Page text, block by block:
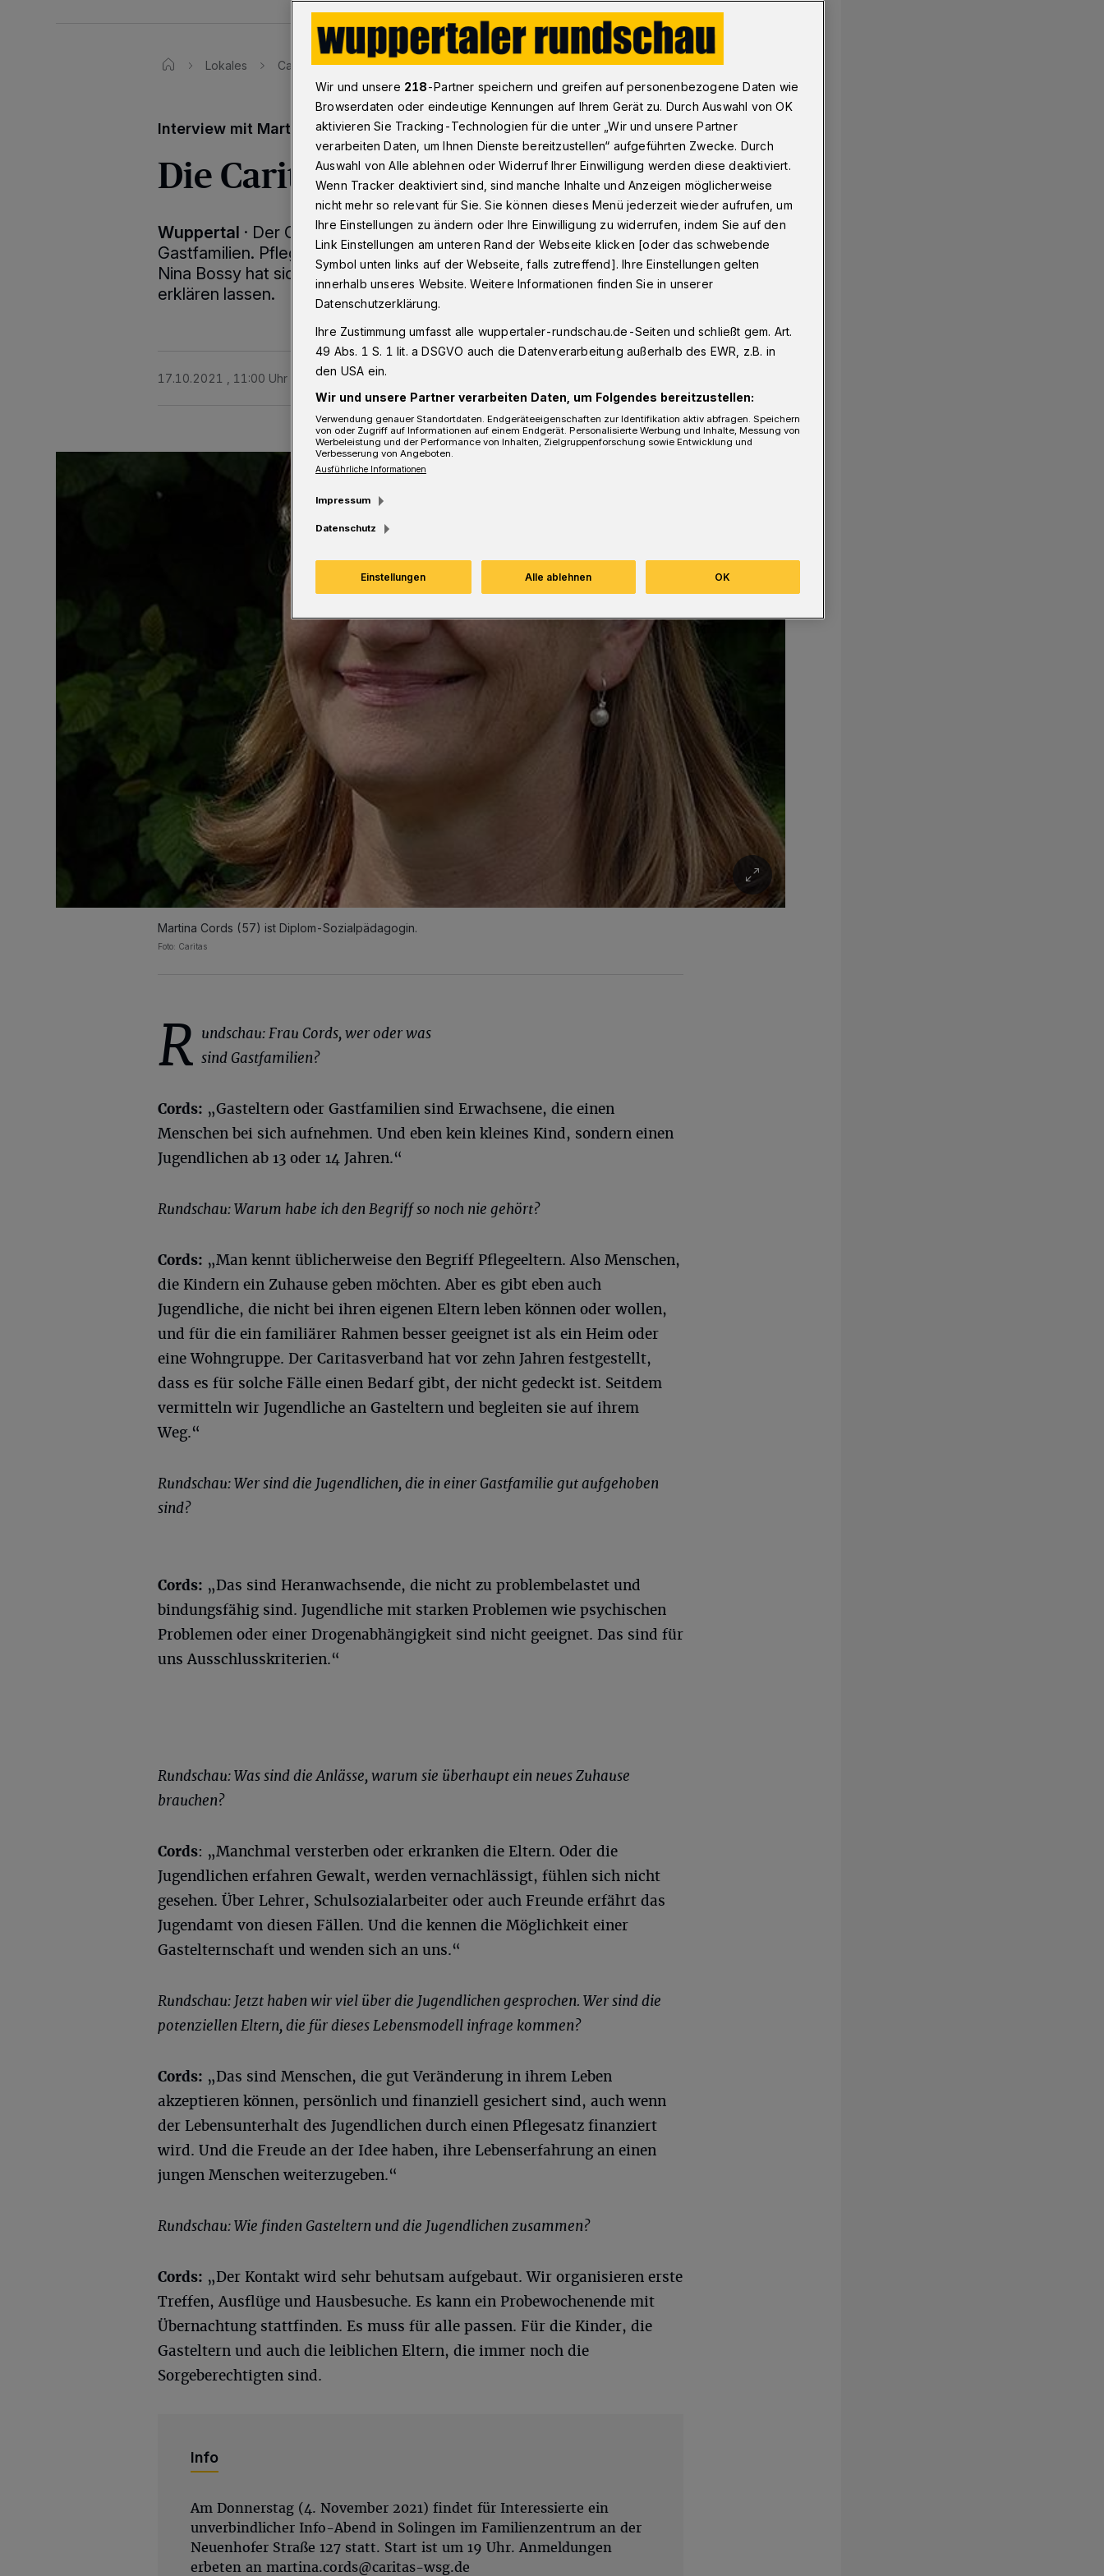
Lokales Caritas sucht Gastfamilien in Wuppertal - Interview mit Martina Cords
Interview mit Martina Cords
Die Caritas sucht Gastfamilien
Wuppertal · Der Caritasverband Wuppertal/Solingen sucht
Gastfamilien. Pflegeeltern? Nein, eben nicht. Rundschau-Redakteurin
Nina Bossy hat sich das Konzept von Caritas-Expertin Martina Cords
erklären lassen.
17.10.2021 , 11:00 Uhr 3 Minuten Lesezeit
Martina Cords (57) ist Diplom-Sozialpädagogin.
Foto: Caritas
R undschau: Frau Cords, wer oder was
sind Gastfamilien?
Cords: „Gasteltern oder Gastfamilien sind Erwachsene, die einen
Menschen bei sich aufnehmen. Und eben kein kleines Kind, sondern einen
Jugendlichen ab 13 oder 14 Jahren.“
Rundschau: Warum habe ich den Begriff so noch nie gehört?
Cords: „Man kennt üblicherweise den Begriff Pflegeeltern. Also Menschen,
die Kindern ein Zuhause geben möchten. Aber es gibt eben auch
Jugendliche, die nicht bei ihren eigenen Eltern leben können oder wollen,
und für die ein familiärer Rahmen besser geeignet ist als ein Heim oder
eine Wohngruppe. Der Caritasverband hat vor zehn Jahren festgestellt,
dass es für solche Fälle einen Bedarf gibt, der nicht gedeckt ist. Seitdem
vermitteln wir Jugendliche an Gasteltern und begleiten sie auf ihrem
Weg.“
Rundschau: Wer sind die Jugendlichen, die in einer Gastfamilie gut aufgehoben
sind?
Cords: „Das sind Heranwachsende, die nicht zu problembelastet und
bindungsfähig sind. Jugendliche mit starken Problemen wie psychischen
Problemen oder einer Drogenabhängigkeit sind nicht geeignet. Das sind für
uns Ausschlusskriterien.“
Rundschau: Was sind die Anlässe, warum sie überhaupt ein neues Zuhause
brauchen?
Cords: „Manchmal versterben oder erkranken die Eltern. Oder die
Jugendlichen erfahren Gewalt, werden vernachlässigt, fühlen sich nicht
gesehen. Über Lehrer, Schulsozialarbeiter oder auch Freunde erfährt das
Jugendamt von diesen Fällen. Und die kennen die Möglichkeit einer
Gastelternschaft und wenden sich an uns.“
Rundschau: Jetzt haben wir viel über die Jugendlichen gesprochen. Wer sind die
potenziellen Eltern, die für dieses Lebensmodell infrage kommen?
Cords: „Das sind Menschen, die gut Veränderung in ihrem Leben
akzeptieren können, persönlich und finanziell gesichert sind, auch wenn
der Lebensunterhalt des Jugendlichen durch einen Pflegesatz finanziert
wird. Und die Freude an der Idee haben, ihre Lebenserfahrung an einen
jungen Menschen weiterzugeben.“
Rundschau: Wie finden Gasteltern und die Jugendlichen zusammen?
Cords: „Der Kontakt wird sehr behutsam aufgebaut. Wir organisieren erste
Treffen, Ausflüge und Hausbesuche. Es kann ein Probewochenende mit
Übernachtung stattfinden. Es muss für alle passen. Für die Kinder, die
Gasteltern und auch die leiblichen Eltern, die immer noch die
Sorgeberechtigten sind.
Info
Am Donnerstag (4. November 2021) findet für Interessierte ein
unverbindlicher Info-Abend in Solingen im Familienzentrum an der
Neuenhofer Straße 127 statt. Start ist um 19 Uhr. Anmeldungen
erbeten an martina.cords@caritas-wsg.de
Wir und unsere 218-Partner speichern und greifen auf personenbezogene Daten wie
Browserdaten oder eindeutige Kennungen auf Ihrem Gerät zu. Durch Auswahl von OK
aktivieren Sie Tracking-Technologien für die unter „Wir und unsere Partner
verarbeiten Daten, um Ihnen Dienste bereitzustellen“ aufgeführten Zwecke. Durch
Auswahl von Alle ablehnen oder Widerruf Ihrer Einwilligung werden diese deaktiviert.
Wenn Tracker deaktiviert sind, sind manche Inhalte und Anzeigen möglicherweise
nicht mehr so relevant für Sie. Sie können dieses Menü jederzeit wieder aufrufen, um
Ihre Einstellungen zu ändern oder Ihre Einwilligung zu widerrufen, indem Sie auf den
Link Einstellungen am unteren Rand der Webseite klicken [oder das schwebende
Symbol unten links auf der Webseite, falls zutreffend]. Ihre Einstellungen gelten
innerhalb unseres Website. Weitere Informationen finden Sie in unserer
Datenschutzerklärung.
Ihre Zustimmung umfasst alle wuppertaler-rundschau.de-Seiten und schließt gem. Art.
49 Abs. 1 S. 1 lit. a DSGVO auch die Datenverarbeitung außerhalb des EWR, z.B. in
den USA ein.
Wir und unsere Partner verarbeiten Daten, um Folgendes bereitzustellen:
Verwendung genauer Standortdaten. Endgeräteeigenschaften zur Identifikation aktiv abfragen. Speichern
von oder Zugriff auf Informationen auf einem Endgerät. Personalisierte Werbung und Inhalte, Messung von
Werbeleistung und der Performance von Inhalten, Zielgruppenforschung sowie Entwicklung und
Verbesserung von Angeboten.
Ausführliche Informationen
Impressum
Datenschutz
Einstellungen Alle ablehnen OK